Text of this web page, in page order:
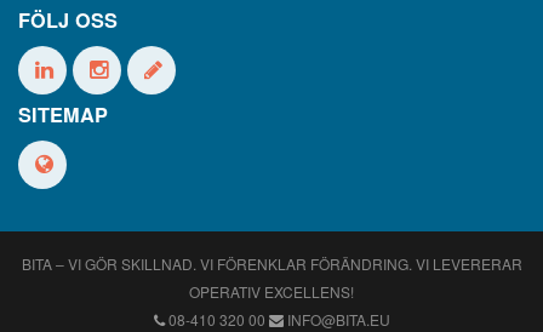
FÖLJ OSS
SITEMAP
BITA – VI GÖR SKILLNAD. VI FÖRENKLAR FÖRÄNDRING. VI LEVERERAR
OPERATIV EXCELLENS!
08-410 320 00
INFO@BITA.EU